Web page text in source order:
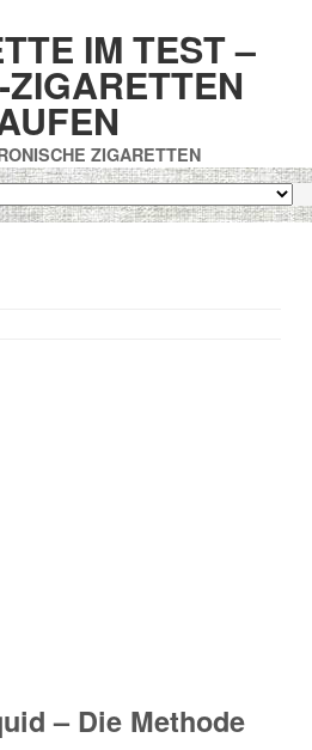
IM TEST –
ZIGARETTEN
– Die Methode